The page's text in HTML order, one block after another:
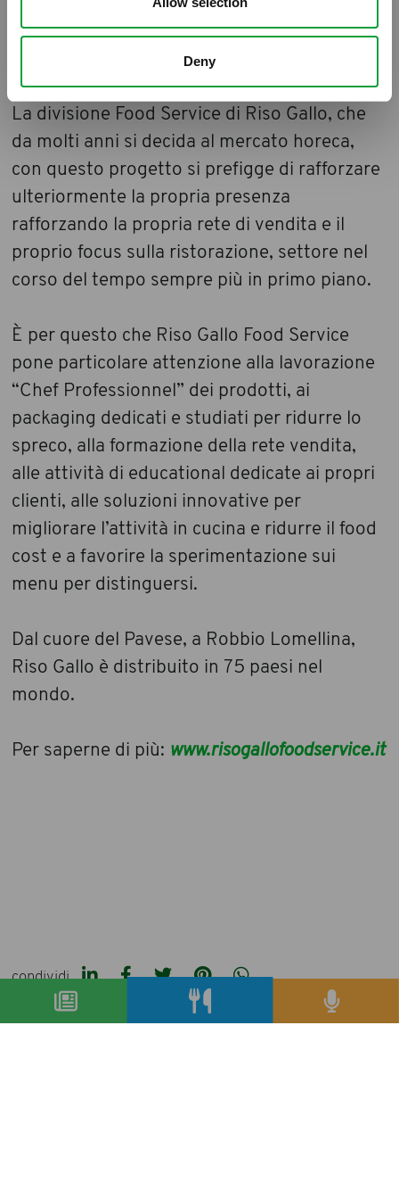
Deny
la distribuzione di servizi nel canale horeca
con Ponti SPA, fiore all’occhiello dell’aceto e
delle conserve vegetali made in Italy.
La divisione Food Service di Riso Gallo, che
da molti anni si decida al mercato horeca,
con questo progetto si prefigge di rafforzare
ulteriormente la propria presenza
rafforzando la propria rete di vendita e il
proprio focus sulla ristorazione, settore nel
corso del tempo sempre più in primo piano.
È per questo che Riso Gallo Food Service
pone particolare attenzione alla lavorazione
“Chef Professionnel” dei prodotti, ai
packaging dedicati e studiati per ridurre lo
spreco, alla formazione della rete vendita,
alle attività di educational dedicate ai propri
clienti, alle soluzioni innovative per
migliorare l’attività in cucina e ridurre il food
cost e a favorire la sperimentazione sui
menu per distinguersi.
Dal cuore del Pavese, a Robbio Lomellina,
Riso Gallo è distribuito in 75 paesi nel
mondo.
Per saperne di più: www.risogallofoodservice.it
condividi